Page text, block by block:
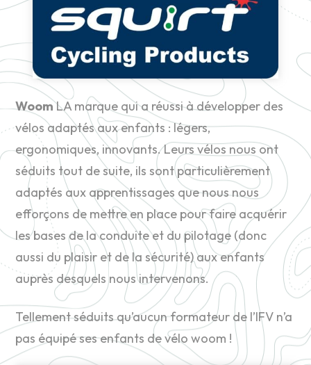
WoomLA marque qui a réussi à développer des
vélos adaptés aux enfants : légers,
ergonomiques, innovants. Leurs vélos nous ont
séduits tout de suite, ils sont particulièrement
adaptés aux apprentissages que nous nous
efforçons de mettre en place pour faire acquérir
les bases de la conduite et du pilotage (donc
aussi du plaisir et de la sécurité) aux enfants
auprès desquels nous intervenons.
Tellement séduits qu’aucun formateur de l’IFV n’a
pas équipé ses enfants de vélo woom !